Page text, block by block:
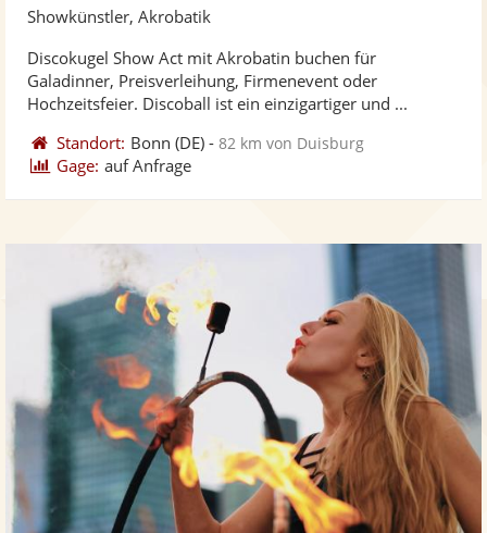
Showkünstler, Akrobatik
Discokugel Show Act mit Akrobatin buchen für
Galadinner, Preisverleihung, Firmenevent oder
Hochzeitsfeier. Discoball ist ein einzigartiger und ...
Standort: Bonn (DE) -82 km von Duisburg
Gage: auf Anfrage